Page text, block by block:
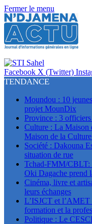
Fermer le menu
Facebook X (Twitter)
TENDANCE
Moundou : 10
projet MounDix
Province : 3
Culture : La Maison
Maison de la
Société : Dakouna
situation de rue
Tchad-FMM/CBLT:
Oki Dagache prend
Cinéma, livre et
leurs échanges
L’ISJCT et l’AMET
formation et la
Politique : Le